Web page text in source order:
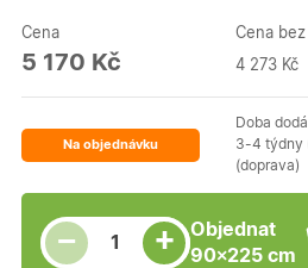
Cena
5 170 Kč
Cena bez
4 273 Kč
Na objednávku
Doba
3-4 týdny
(doprava)
−
Snížit množství
Počet kusů +
Zvýšit množství
Objednat
90×225 cm